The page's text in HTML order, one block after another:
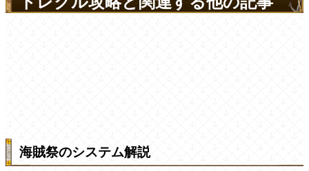
海賊祭のシステム解説